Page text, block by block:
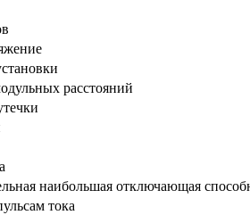
расстояний
наибольшая отключающая
тока